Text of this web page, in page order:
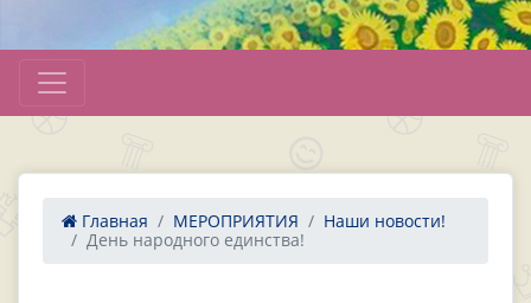
Главная МЕРОПРИЯТИЯ
Наши новости!
День народного единства!